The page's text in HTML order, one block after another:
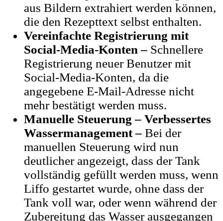
aus Bildern extrahiert werden können,
die den Rezepttext selbst enthalten.
Vereinfachte Registrierung mit
Social-Media-Konten – Schnellere
Registrierung neuer Benutzer mit
Social-Media-Konten, da die
angegebene E-Mail-Adresse nicht
mehr bestätigt werden muss.
Manuelle Steuerung – Verbessertes
Wassermanagement – Bei der
manuellen Steuerung wird nun
deutlicher angezeigt, dass der Tank
vollständig gefüllt werden muss, wenn
Liffo gestartet wurde, ohne dass der
Tank voll war, oder wenn während der
Zubereitung das Wasser ausgegangen